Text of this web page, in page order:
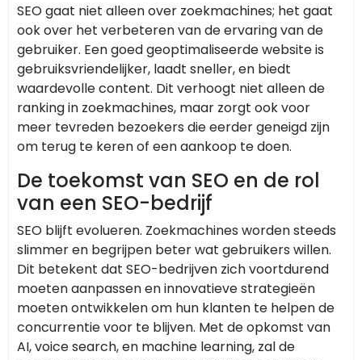
SEO gaat niet alleen over zoekmachines; het gaat
ook over het verbeteren van de ervaring van de
gebruiker. Een goed geoptimaliseerde website is
gebruiksvriendelijker, laadt sneller, en biedt
waardevolle content. Dit verhoogt niet alleen de
ranking in zoekmachines, maar zorgt ook voor
meer tevreden bezoekers die eerder geneigd zijn
om terug te keren of een aankoop te doen.
De toekomst van SEO en de rol
van een SEO-bedrijf
SEO blijft evolueren. Zoekmachines worden steeds
slimmer en begrijpen beter wat gebruikers willen.
Dit betekent dat SEO-bedrijven zich voortdurend
moeten aanpassen en innovatieve strategieën
moeten ontwikkelen om hun klanten te helpen de
concurrentie voor te blijven. Met de opkomst van
AI, voice search, en machine learning, zal de